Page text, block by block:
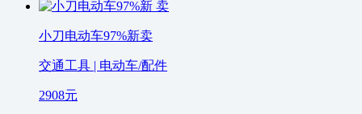
小刀电动车97%新卖
交通工具 | 电动车/配件
2908元